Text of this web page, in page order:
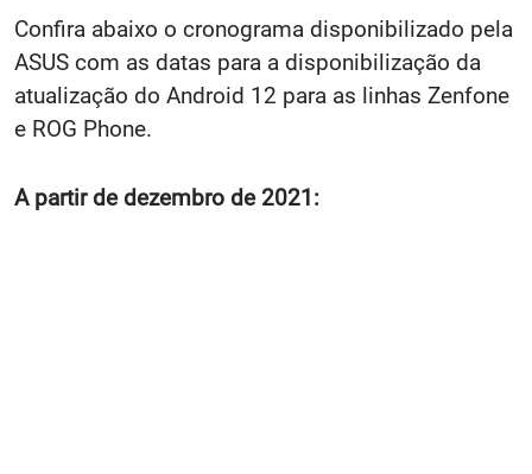
Confira abaixo o cronograma disponibilizado pela
ASUS com as datas para a disponibilização da
atualização do Android 12 para as linhas Zenfone
e ROG Phone.
A partir de dezembro de 2021: